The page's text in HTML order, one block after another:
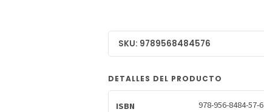
SKU: 9789568484576
DETALLES DEL PRODUCTO
ISBN 978-956-8484-57-6